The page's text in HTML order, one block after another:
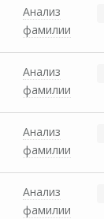
Анализ
фамилии
Анализ
фамилии
Анализ
фамилии
Анализ
фамилии